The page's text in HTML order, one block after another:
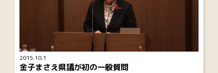
2015.10.1
金子まさえ県議が初の一般質問